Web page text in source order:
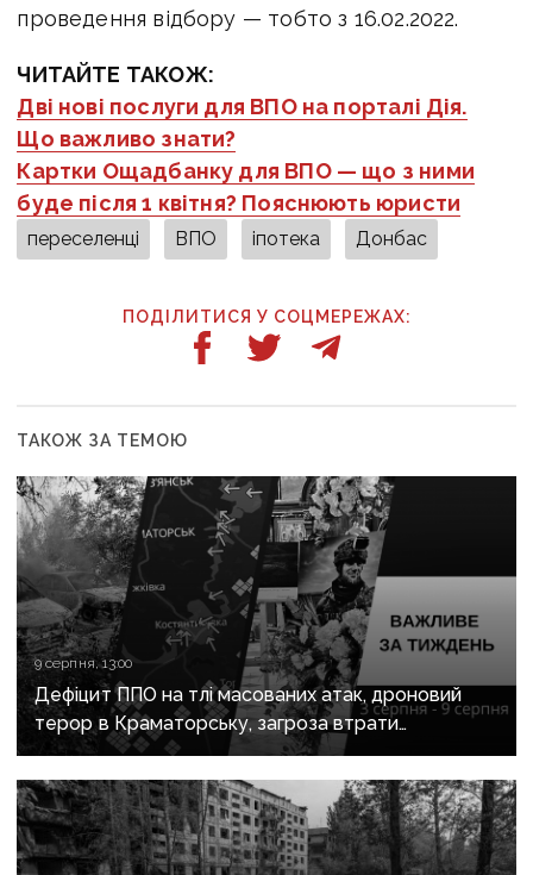
проведення відбору — тобто з 16.02.2022.
ЧИТАЙТЕ ТАКОЖ:
Дві нові послуги для ВПО на порталі Дія.
Що важливо знати?
Картки Ощадбанку для ВПО — що з ними
буде після 1 квітня? Пояснюють юристи
переселенці ВПО іпотека Донбас
ПОДІЛИТИСЯ У СОЦМЕРЕЖАХ:
ТАКОЖ ЗА ТЕМОЮ
9 серпня, 13:00
Дефіцит ППО на тлі масованих атак, дроновий
терор в Краматорську, загроза втрати
Костянтинівки та прощання з Олексієм Юковим:
важливе за тиждень